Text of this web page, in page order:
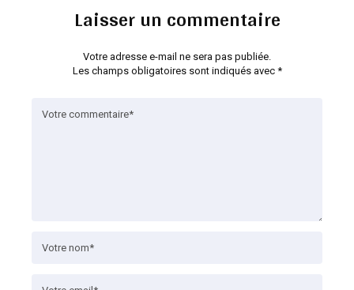
Laisser un commentaire
Votre adresse e-mail ne sera pas publiée.
Les champs obligatoires sont indiqués avec *